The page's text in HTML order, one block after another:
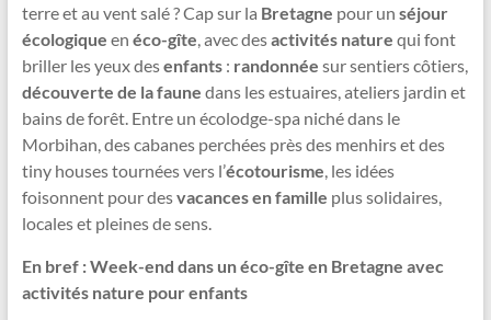
terre et au vent salé ? Cap sur la Bretagne pour un séjour
écologique en éco-gîte, avec desactivités nature qui font
briller les yeux desenfants: randonnée sur sentiers côtiers,
découverte de la faune dans les estuaires, ateliers jardin et
bains de forêt. Entre un écolodge-spa niché dans le
Morbihan, des cabanes perchées près des menhirs et des
tiny houses tournées vers l’écotourisme, les idées
foisonnent pour desvacances en famille plus solidaires,
locales et pleines de sens.
En bref : Week-end dans un éco-gîte en Bretagne avec
activités nature pour enfants